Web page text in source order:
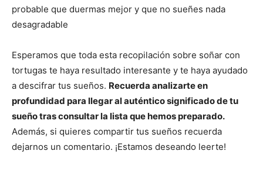
probable que duermas mejor y que no sueñes nada
desagradable
Esperamos que toda esta recopilación sobre soñar con
tortugas te haya resultado interesante y te haya ayudado
a descifrar tus sueños. Recuerda analizarte en
profundidad para llegar al auténtico significado de tu
sueño tras consultar la lista que hemos preparado.
Además, si quieres compartir tus sueños recuerda
dejarnos un comentario. ¡Estamos deseando leerte!